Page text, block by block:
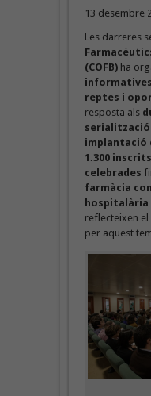
13 desembre
Les darreres
(COFB) ha
informatives
reptes i
resposta als
serialització
implantació
1.300 inscrits
celebrades
farmàcia
hospitalària
reflecteixen el
per aquest